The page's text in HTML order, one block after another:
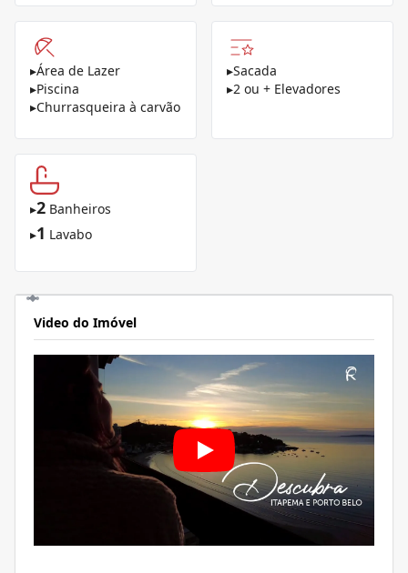
▸Área de Lazer
▸Piscina
▸Churrasqueira à carvão
▸Sacada
▸2 ou + Elevadores
▸2 Banheiros
▸1 Lavabo
Video do Imóvel